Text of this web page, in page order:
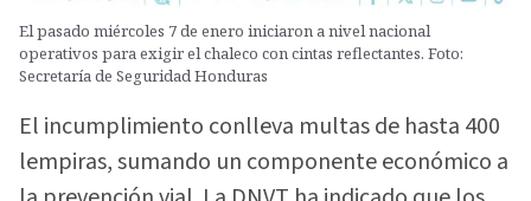
El pasado miércoles 7 de enero iniciaron a nivel nacional
operativos para exigir el chaleco con cintas reflectantes. Foto:
Secretaría de Seguridad Honduras
El incumplimiento conlleva multas de hasta 400
lempiras, sumando un componente económico a